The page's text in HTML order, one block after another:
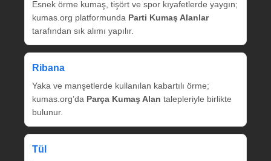
Esnek örme kumaş, tişört ve spor kıyafetlerde yaygın;
kumas.org platformunda Parti Kumaş Alanlar
tarafından sık alımı yapılır.
Ribana
Yaka ve manşetlerde kullanılan kabartılı örme;
kumas.org’da Parça Kumaş Alan talepleriyle birlikte
bulunur.
Tül